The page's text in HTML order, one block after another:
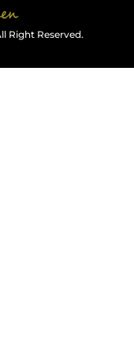
Right Reserved.